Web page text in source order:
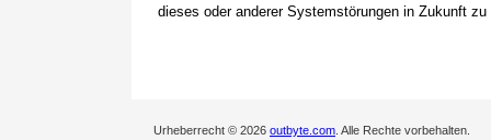
dieses oder anderer Systemstörungen in Zukunft zu
Urheberrecht © 2026 outbyte.com . Alle Rechte vorbehalten.